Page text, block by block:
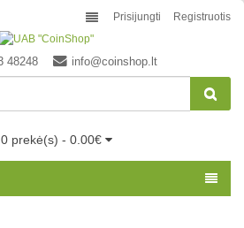
Prisijungti Registruotis
48248 info@coinshop.lt
0 prekė(s) - 0.00€